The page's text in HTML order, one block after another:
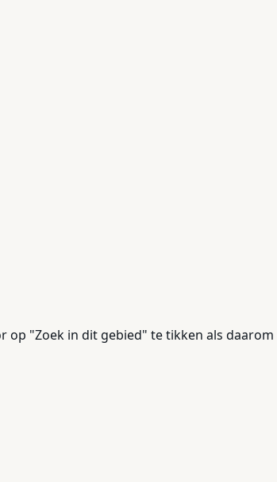
op "Zoek in dit gebied" te tikken als daarom